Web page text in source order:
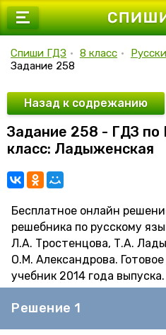
7 класс
9 класс
10 класс
11 класс
Спиши ГДЗ • 8 класс •
Задание 258
Назад к содрежанию
Задание 258 - ГДЗ по
класс: Ладыженская
Бесплатное онлайн
решебника по русскому
Л.А. Тростенцова, Т.А.
О.М. Александрова.
учебник 2014 года выпуска.
Решение 1